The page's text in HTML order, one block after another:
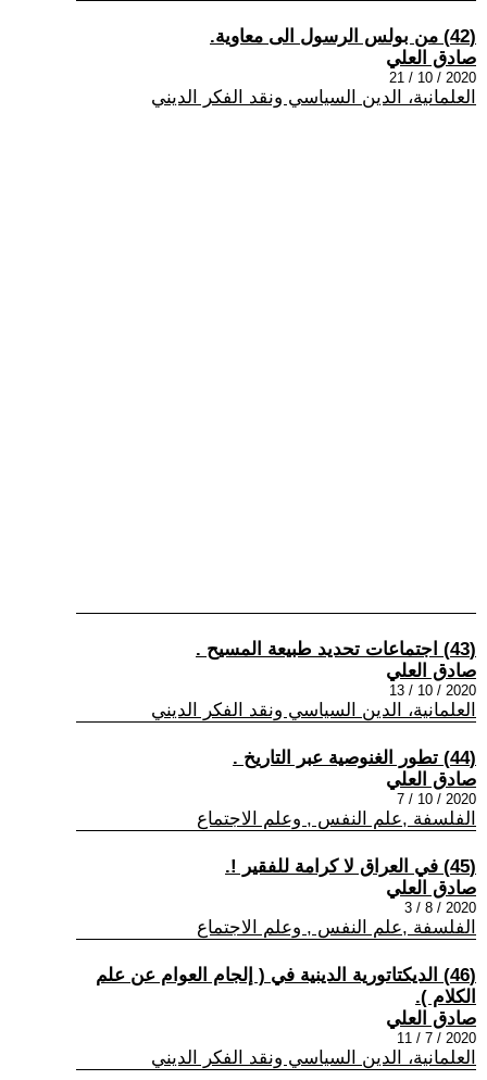
(42) من بولس الرسول الى معاوية.
صادق العلي
2020 / 10 / 21
العلمانية، الدين السياسي ونقد الفكر الديني
(43) اجتماعات تحديد طبيعة المسيح .
صادق العلي
2020 / 10 / 13
العلمانية، الدين السياسي ونقد الفكر الديني
(44) تطور الغنوصية عبر التاريخ .
صادق العلي
2020 / 10 / 7
الفلسفة ,علم النفس , وعلم الاجتماع
(45) في العراق لا كرامة للفقير !.
صادق العلي
2020 / 8 / 3
الفلسفة ,علم النفس , وعلم الاجتماع
(46) الديكتاتورية الدينية في ( إلجام العوام عن علم
الكلام ).
صادق العلي
2020 / 7 / 11
العلمانية، الدين السياسي ونقد الفكر الديني